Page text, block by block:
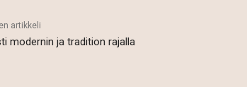
artikkeli
modernin ja tradition rajalla